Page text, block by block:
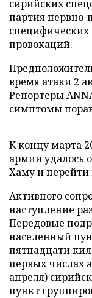
сирийских
партия нервно-
специфических
провокаций.
время атаки 2
Репортеры
симптомы
К концу марта
армии удалось
Хаму и перейти
Активного
наступление
Передовые
населенный
пятнадцати
первых числах
апреля)
пункт